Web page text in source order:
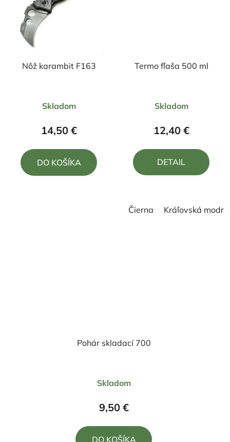
Nôž karambit F163
hodnotenie
produktu
z
Skladom
14,50 €
DO KOŠÍKA
Termo fľaša 500 ml
Skladom
12,40 €
DETAIL
Čierna Kráľovská modrá
Pohár skladací 700
hodnotenie
produktu
4,0
Skladom
9,50 €
DO KOŠÍKA